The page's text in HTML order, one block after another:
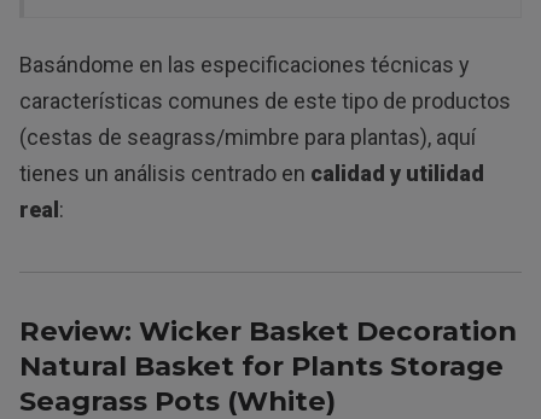
Basándome en las especificaciones técnicas y
características comunes de este tipo de productos
(cestas de seagrass/mimbre para plantas), aquí
tienes un análisis centrado en calidad y utilidad
real :
Review: Wicker Basket Decoration
Natural Basket for Plants Storage
Seagrass Pots (White)